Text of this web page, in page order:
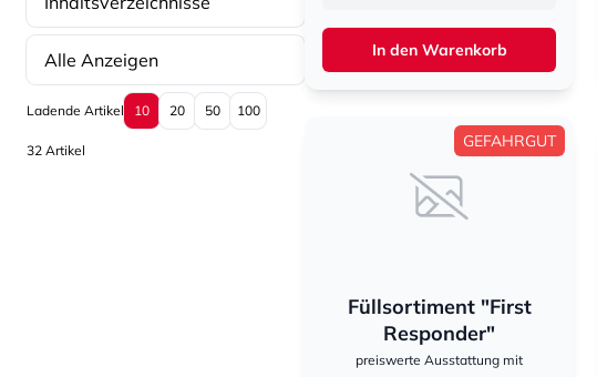
Alle Anzeigen
Sortierung
Sortierung
Ladende Artikel 10 20 50 100
32 Artikel
In den Warenkorb
GEFAHRGUT
Füllsortiment "First
Responder"
preiswerte Ausstattung mit